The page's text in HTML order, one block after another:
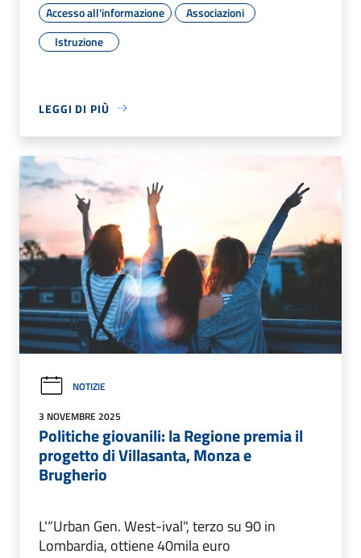
Accesso all'informazione
Associazioni
Istruzione
LEGGI DI PIÙ
NOTIZIE
3 NOVEMBRE 2025
Politiche giovanili: la Regione premia il
progetto di Villasanta, Monza e
Brugherio
L'“Urban Gen. West-ival", terzo su 90 in
Lombardia, ottiene 40mila euro